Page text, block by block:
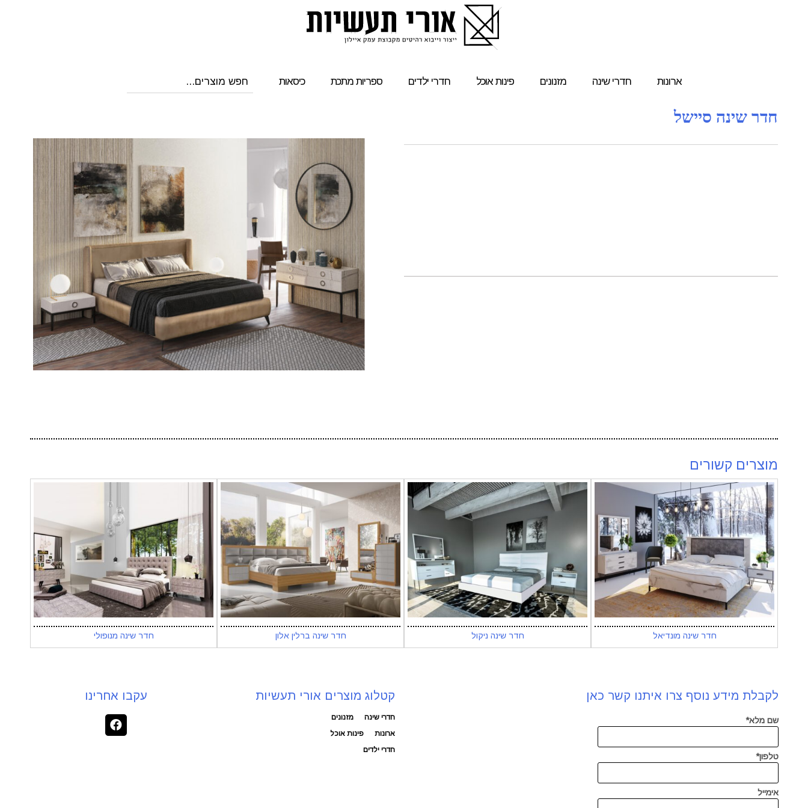
ארונות חדרי שינה מזנונים פינות אוכל חדרי ילדים ספריות מתכת כיסאות
חדר שינה סיישל
מוצרים קשורים
חדר שינה מנופולי חדר שינה ברלין אלון חדר שינה ניקול חדר שינה מונדיאל
עקבו אחרינו קטלוג מוצרים אורי תעשיות
חדרי שינה
מזנונים
ארונות
פינות אוכל
חדרי ילדים
לקבלת מידע נוסף צרו איתנו קשר כאן
שם מלא*
טלפון*
אימייל